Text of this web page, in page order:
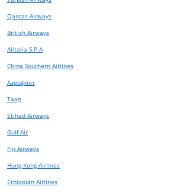
Qantas Airways
British Airways
Alitalia S.P.A
China Southern Airlines
Аэрофлот
Taag
Etihad Airways
Gulf Air
Fiji Airways
Hong Kong Airlines
Ethiopian Airlines